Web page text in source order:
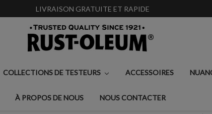
LIVRAISON GRATUITE ET RAPIDE
COLLECTIONS DE TESTEURS ACCESSOIRES
À PROPOS DE NOUS NOUS CONTACTER